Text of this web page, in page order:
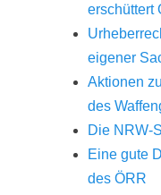
erschüttert
eigener
Aktionen
des
Die NRW-
Eine gute
des ÖRR